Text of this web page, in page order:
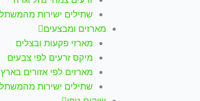
שתילים ישירות
מארזים ומבצעים
מארזי פקעות ובצלים
מיקס זרעים לפי צבעים
מארזים לפי אזורים בארץ
שתילים ישירות